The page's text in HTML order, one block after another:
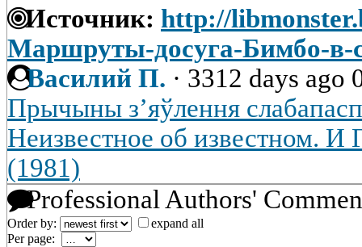
Источник: http://
Маршруты-досуга-Бимбо-в-
Василий П. · 3312 days ago
Прычыны з’яўлення
Неизвестное об
(1981)
Professional Authors'
Order by:
expand all
Per page: